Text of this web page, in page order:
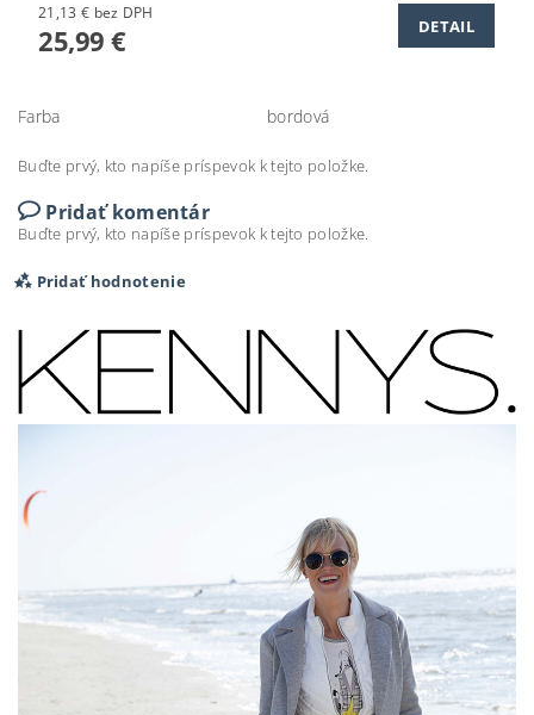
21,13 € bez DPH
25,99 € DETAIL
Farba bordová
Buďte prvý, kto napíše príspevok k tejto položke.
Pridať komentár
Buďte prvý, kto napíše príspevok k tejto položke.
Pridať hodnotenie
Vložením hodnotenie súhlasíte spodmienkami
ochrany osobných údajov